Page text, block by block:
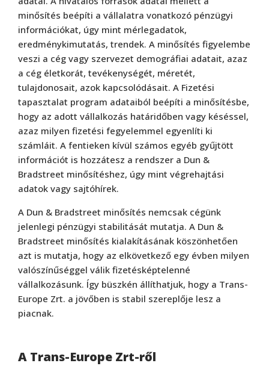
minősítés beépíti a vállalatra vonatkozó pénzügyi
információkat, úgy mint mérlegadatok,
eredménykimutatás, trendek. A minősítés figyelembe
veszi a cég vagy szervezet demográfiai adatait, azaz
a cég életkorát, tevékenységét, méretét,
tulajdonosait, azok kapcsolódásait. A Fizetési
tapasztalat program adataiból beépíti a minősítésbe,
hogy az adott vállalkozás határidőben vagy késéssel,
azaz milyen fizetési fegyelemmel egyenlíti ki
számláit. A fentieken kívül számos egyéb gyűjtött
információt is hozzátesz a rendszer a Dun &
Bradstreet minősítéshez, úgy mint végrehajtási
adatok vagy sajtóhírek.
A Dun & Bradstreet minősítés nemcsak cégünk
jelenlegi pénzügyi stabilitását mutatja. A Dun &
Bradstreet minősítés kialakításának köszönhetően
azt is mutatja, hogy az elkövetkező egy évben milyen
valószínűséggel válik fizetésképtelenné
vállalkozásunk. Így büszkén állíthatjuk, hogy a Trans-
Europe Zrt. a jövőben is stabil szereplője lesz a
piacnak.
A Trans-Europe Zrt-ről